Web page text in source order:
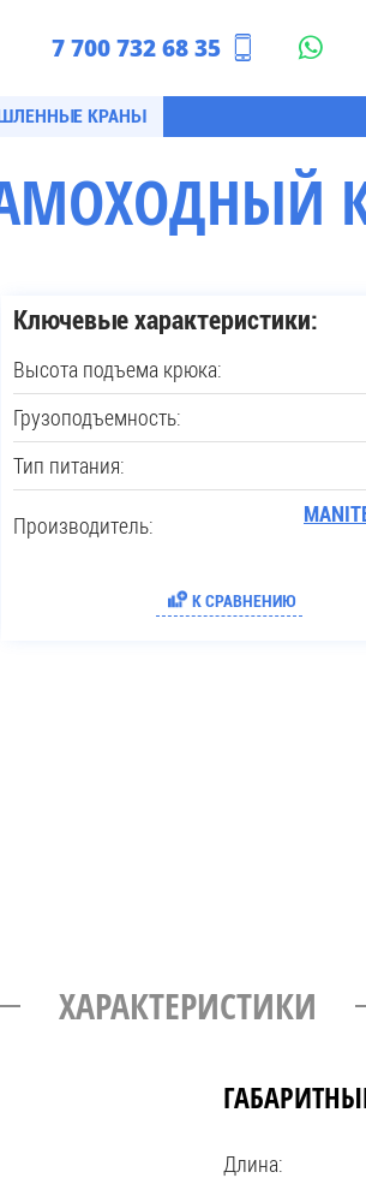
7 700 732 68 35
КРАНЫ
Ключевые характеристики:
Высота подъема крюка:
Грузоподъемность:
Тип питания:
Производитель:
К СРАВНЕНИЮ
ХАРАКТЕРИСТИКИ
Длина: